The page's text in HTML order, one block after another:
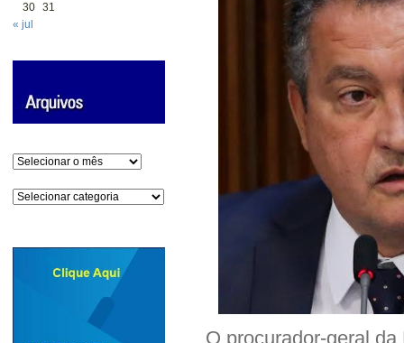
30 31
« jul
Arquivos
Categorias
O procurador-geral